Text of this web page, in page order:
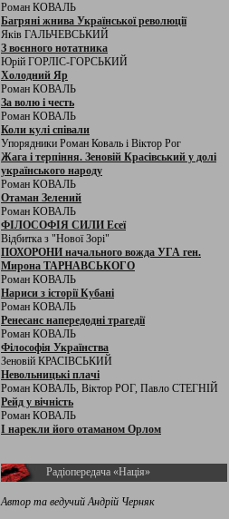
Роман КОВАЛЬ
Багряні жнива Української революції
Яків ГАЛЬЧЕВСЬКИЙ
З воєнного нотатника
Юрій ГОРЛІС-ГОРСЬКИЙ
Холодний Яр
Роман КОВАЛЬ
За волю і честь
Роман КОВАЛЬ
Коли кулі співали
Упорядники Роман Коваль і Віктор Рог
Жага і терпіння. Зеновій Красівський у долі
українського народу
Роман КОВАЛЬ
Отаман Зелений
Роман КОВАЛЬ
ФІЛОСОФІЯ СИЛИ Есеї
Відбитка з "Нової Зорі"
ПОХОРОНИ начального вожда УГА ген.
Мирона ТАРНАВСЬКОГО
Роман КОВАЛЬ
Нариси з історії Кубані
Роман КОВАЛЬ
Ренесанс напередодні трагедії
Роман КОВАЛЬ
Філософія Українства
Зеновій КРАСІВСЬКИЙ
Невольницькі плачі
Роман КОВАЛЬ, Віктор РОГ, Павло СТЕГНІЙ
Рейд у вічність
Роман КОВАЛЬ
І нарекли його отаманом Орлом
Радіопередача «Нація»
Автор та ведучий Андрій Черняк